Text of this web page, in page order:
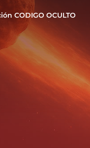
CODIGO OCULTO